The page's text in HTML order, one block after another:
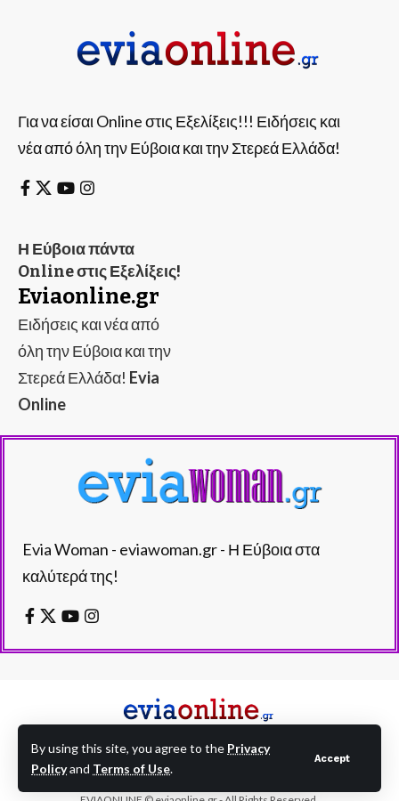
By using this site, you agree to the Privacy
Policyand Terms of Use.
Accept
Για να είσαι Online στις Εξελίξεις!!! Ειδήσεις και
νέα από όλη την Εύβοια και την Στερεά Ελλάδα!
Η Εύβοια πάντα
Online στις Εξελίξεις!
Eviaonline.gr
Ειδήσεις και νέα από
όλη την Εύβοια και την
Στερεά Ελλάδα! Evia
Online
Evia Woman - eviawoman.gr - Η Εύβοια στα
καλύτερά της!